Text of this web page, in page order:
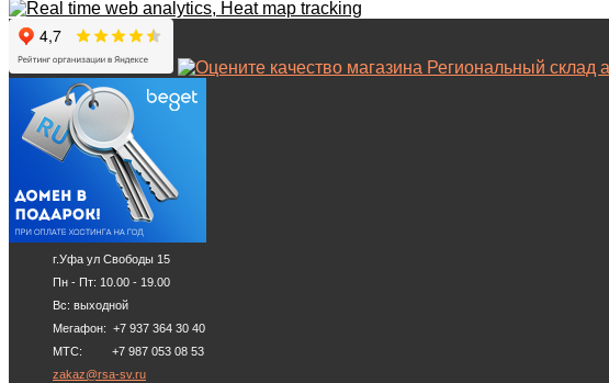
г.Уфа ул Свободы 15
Пн - Пт: 10.00 - 19.00
Вс: выходной
Мегафон: +7 937 364 30 40
МТС: +7 987 053 08 53
zakaz@rsa-sv.ru